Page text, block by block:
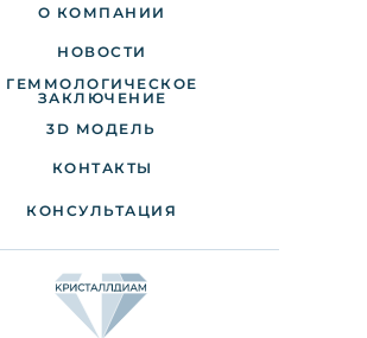
КОНТАКТЫ
НОВОСТИ
О КОМПАНИИ
ДОСТАВКА И ОПЛАТА
ПАРТНЕРАМ
3D МОДЕЛЬ
КОНСУЛЬТАЦИЯ
ГЕММОЛОГИЧЕСКОЕ
ЗАКЛЮЧЕНИЕ